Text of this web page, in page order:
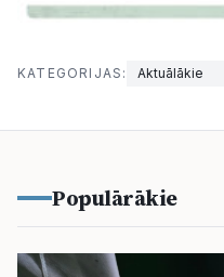
KATEGORIJAS: Aktuālākie
Populārākie